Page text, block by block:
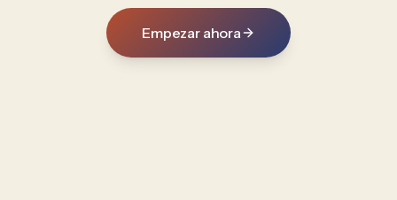
Empezar ahora